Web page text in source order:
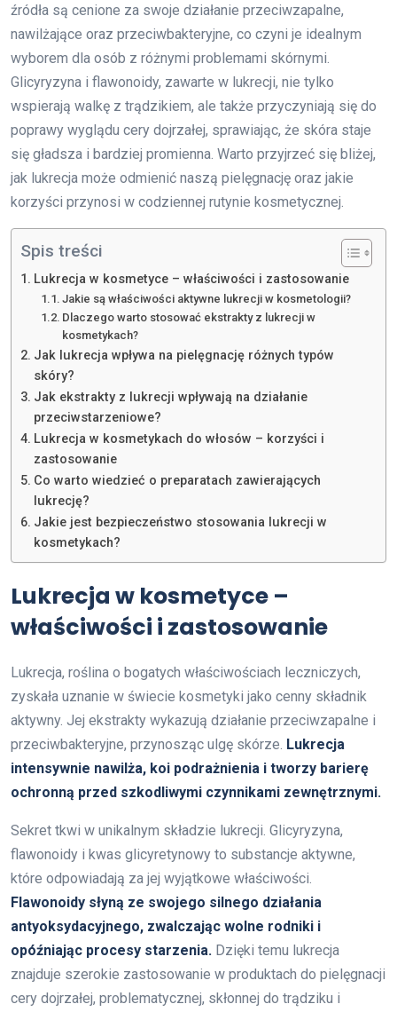
źródła są cenione za swoje działanie przeciwzapalne,
nawilżające oraz przeciwbakteryjne, co czyni je idealnym
wyborem dla osób z różnymi problemami skórnymi.
Glicyryzyna i flawonoidy, zawarte w lukrecji, nie tylko
wspierają walkę z trądzikiem, ale także przyczyniają się do
poprawy wyglądu cery dojrzałej, sprawiając, że skóra staje
się gładsza i bardziej promienna. Warto przyjrzeć się bliżej,
jak lukrecja może odmienić naszą pielęgnację oraz jakie
korzyści przynosi w codziennej rutynie kosmetycznej.
Spis treści
Lukrecja w kosmetyce – właściwości i zastosowanie
Jakie są właściwości aktywne lukrecji w kosmetologii?
Dlaczego warto stosować ekstrakty z lukrecji w
kosmetykach?
Jak lukrecja wpływa na pielęgnację różnych typów
skóry?
Jak ekstrakty z lukrecji wpływają na działanie
przeciwstarzeniowe?
Lukrecja w kosmetykach do włosów – korzyści i
zastosowanie
Co warto wiedzieć o preparatach zawierających
lukrecję?
Jakie jest bezpieczeństwo stosowania lukrecji w
kosmetykach?
Lukrecja w kosmetyce –
właściwości i zastosowanie
Lukrecja, roślina o bogatych właściwościach leczniczych,
zyskała uznanie w świecie kosmetyki jako cenny składnik
aktywny. Jej ekstrakty wykazują działanie przeciwzapalne i
przeciwbakteryjne, przynosząc ulgę skórze. Lukrecja
intensywnie nawilża, koi podrażnienia i tworzy barierę
ochronną przed szkodliwymi czynnikami zewnętrznymi.
Sekret tkwi w unikalnym składzie lukrecji. Glicyryzyna,
flawonoidy i kwas glicyretynowy to substancje aktywne,
które odpowiadają za jej wyjątkowe właściwości.
Flawonoidy słyną ze swojego silnego działania
antyoksydacyjnego, zwalczając wolne rodniki i
opóźniając procesy starzenia. Dzięki temu lukrecja
znajduje szerokie zastosowanie w produktach do pielęgnacji
cery dojrzałej, problematycznej, skłonnej do trądziku i